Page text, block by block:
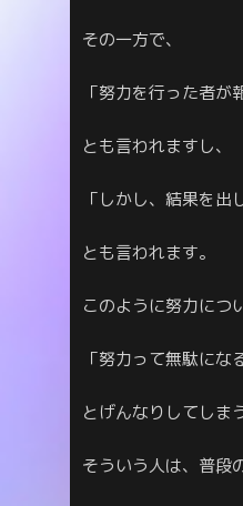
その一方で、
「努力を行った者が
とも言われますし、
「しかし、結果を出
とも言われます。
このように努力につ
「努力って無駄に
とげんなりしてしま
そういう人は、普段